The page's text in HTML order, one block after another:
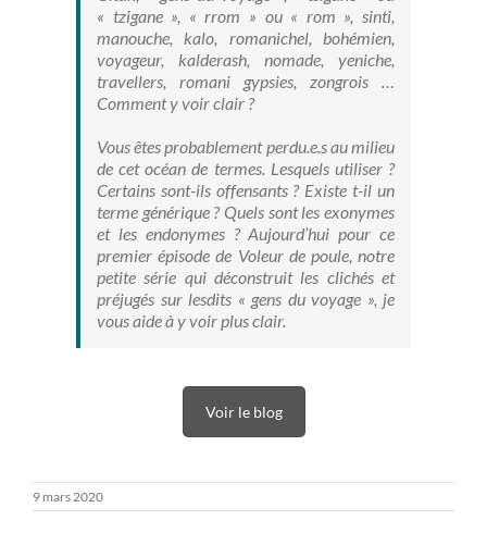
« tzigane », « rrom » ou « rom », sinti,
manouche, kalo, romanichel, bohémien,
voyageur, kalderash, nomade, yeniche,
travellers, romani gypsies, zongrois …
Comment y voir clair ?
Vous êtes probablement perdu.e.s au milieu
de cet océan de termes. Lesquels utiliser ?
Certains sont-ils offensants ? Existe t-il un
terme générique ? Quels sont les exonymes
et les endonymes ? Aujourd’hui pour ce
premier épisode de Voleur de poule, notre
petite série qui déconstruit les clichés et
préjugés sur lesdits « gens du voyage », je
vous aide à y voir plus clair.
Voir le blog
9 mars 2020